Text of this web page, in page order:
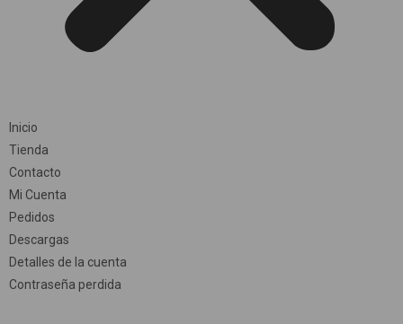
Inicio
Tienda
Contacto
Mi Cuenta
Pedidos
Descargas
Detalles de la cuenta
Contraseña perdida